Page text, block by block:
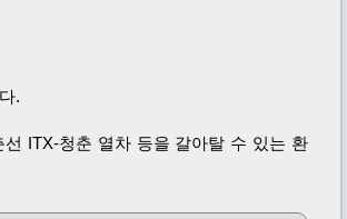
.
ITX-청춘 열차 등을 갈아탈 수 있는 환